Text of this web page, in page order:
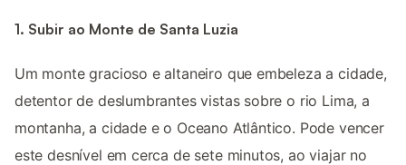
1. Subir ao Monte de Santa Luzia
Um monte gracioso e altaneiro que embeleza a cidade,
detentor de deslumbrantes vistas sobre o rio Lima, a
montanha, a cidade e o Oceano Atlântico. Pode vencer
este desnível em cerca de sete minutos, ao viajar no